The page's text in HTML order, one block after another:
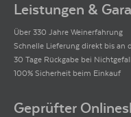
Leistungen &
Über 330 Jahre Weinerfahrung
Schnelle Lieferung direkt bis an
30 Tage Rückgabe bei
100% Sicherheit beim Einkauf
Geprüfter